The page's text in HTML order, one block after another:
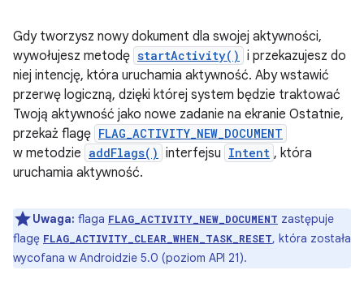
Gdy tworzysz nowy dokument dla swojej aktywności,
wywołujesz metodę startActivity() i przekazujesz do
niej intencję, która uruchamia aktywność. Aby wstawić
przerwę logiczną, dzięki której system będzie traktować
Twoją aktywność jako nowe zadanie na ekranie Ostatnie,
przekaż flagę FLAG_ACTIVITY_NEW_DOCUMENT
w metodzie addFlags() interfejsu Intent , która
uruchamia aktywność.
Uwaga: flaga FLAG_ACTIVITY_NEW_DOCUMENT zastępuje
flagę FLAG_ACTIVITY_CLEAR_WHEN_TASK_RESET, która została
wycofana w Androidzie 5.0 (poziom API 21).